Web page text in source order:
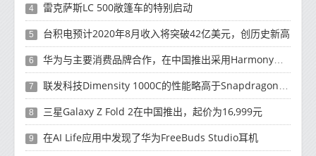
4 雷克萨斯LC 500敞篷车的特别启动
5 台积电预计2020年8月收入将突破42亿美元，创历史新高
6 华为与主要消费品牌合作，在中国推出采用HarmonyOS 2.0的智能家居产品
7 联发科技Dimensity 1000C的性能略高于Snapdragon 765G
8 三星Galaxy Z Fold 2在中国推出，起价为16,999元
9 在AI Life应用中发现了华为FreeBuds Studio耳机